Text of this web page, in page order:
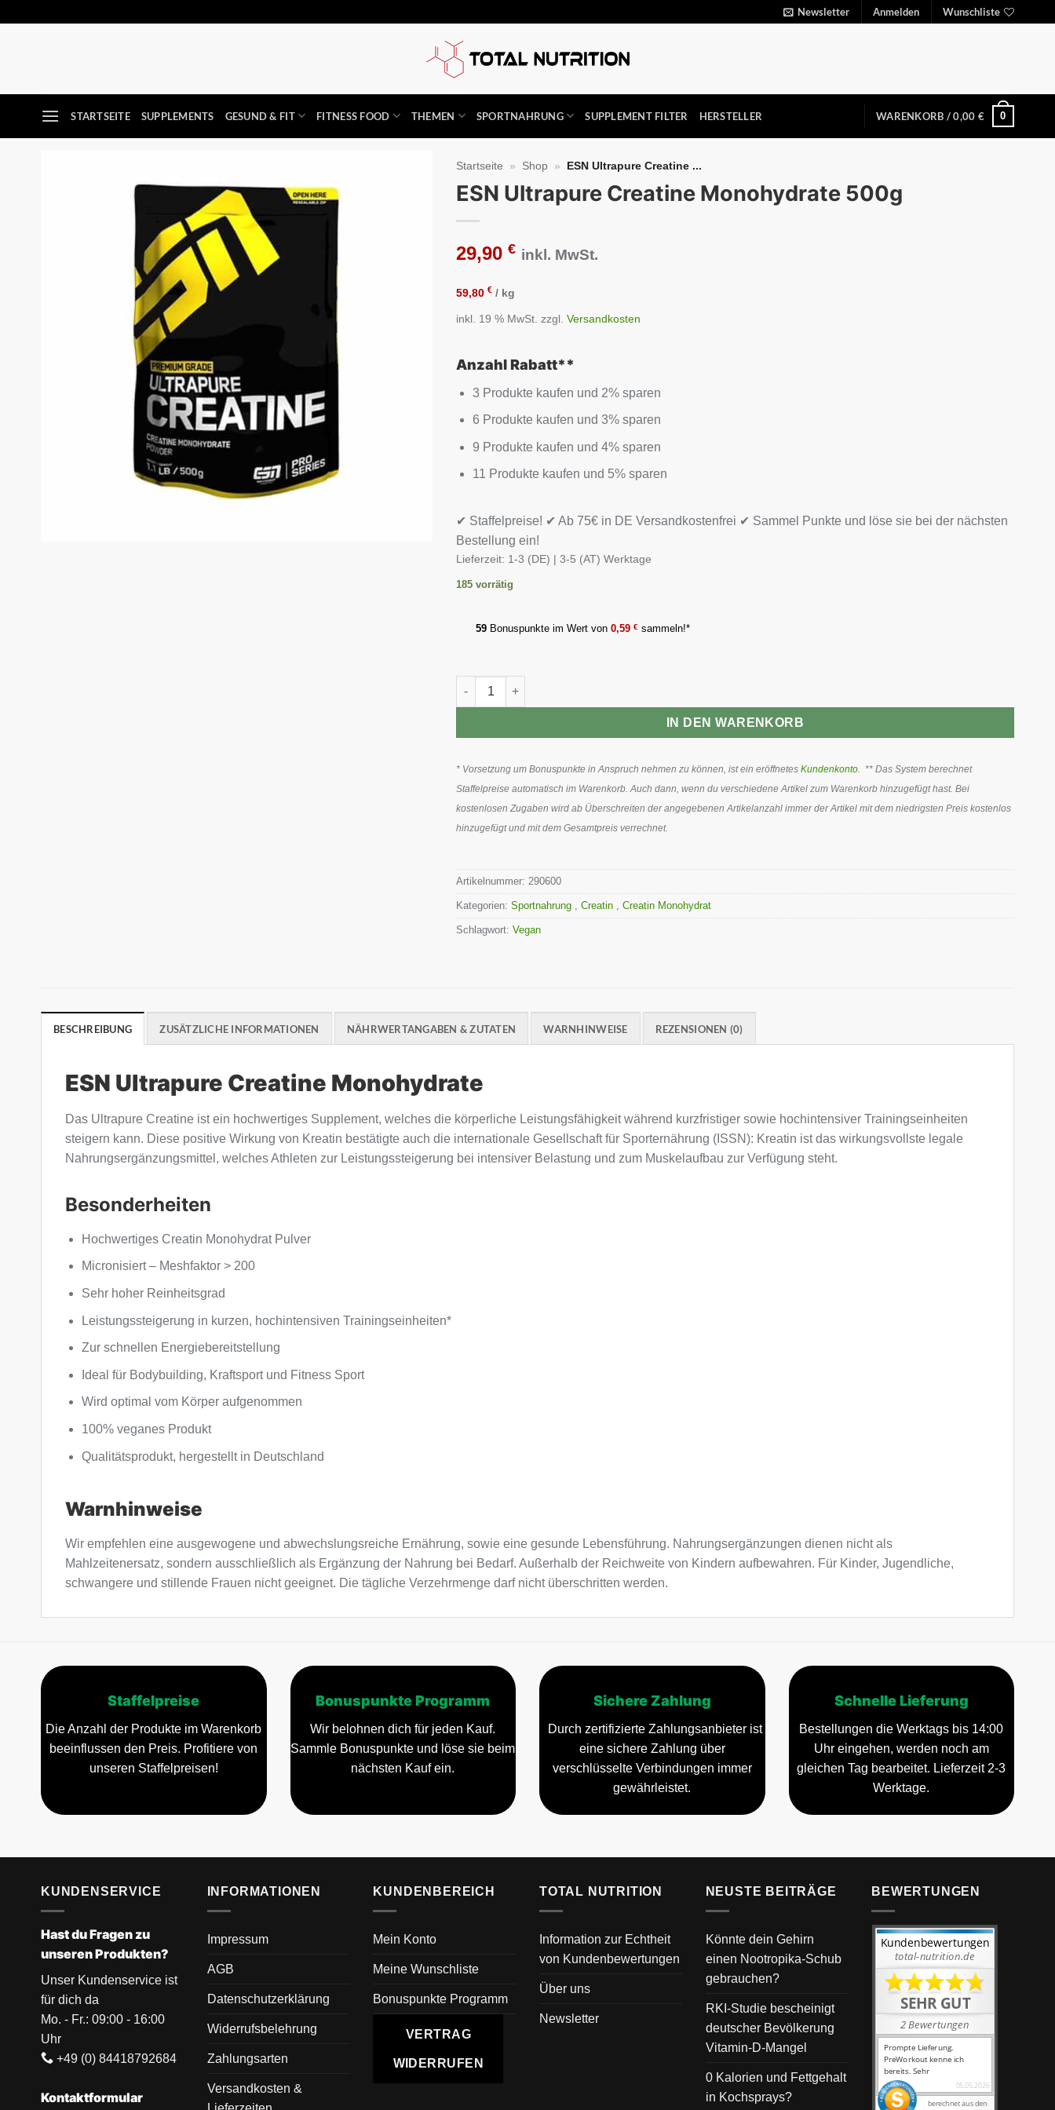
Newsletter Anmelden Wunschliste
STARTSEITE SUPPLEMENTS GESUND & FIT FITNESS FOOD THEMEN SPORTNAHRUNG SUPPLEMENT FILTER HERSTELLER WARENKORB /0,00 € 0
Startseite » Shop » ESN Ultrapure Creatine ...
ESN Ultrapure Creatine Monohydrate 500g
29,90€ inkl. MwSt.
59,80€ / kg
inkl. 19 % MwSt. zzgl.Versandkosten
Anzahl Rabatt**
3 Produkte kaufen und 2% sparen
6 Produkte kaufen und 3% sparen
9 Produkte kaufen und 4% sparen
11 Produkte kaufen und 5% sparen
✔ Staffelpreise! ✔ Ab 75€ in DE Versandkostenfrei ✔ Sammel Punkte und löse sie bei der nächsten
Bestellung ein!
Lieferzeit: 1-3 (DE) | 3-5 (AT) Werktage
185 vorrätig
59 Bonuspunkte im Wert von0,59€ sammeln!*
ESN Ultrapure Creatine Monohydrate 500g Menge
IN DEN WARENKORB
* Vorsetzung um Bonuspunkte in Anspruch nehmen zu können, ist ein eröffnetesKundenkonto. ** Das System berechnet
Staffelpreise automatisch im Warenkorb. Auch dann, wenn du verschiedene Artikel zum Warenkorb hinzugefügt hast. Bei
kostenlosen Zugaben wird ab Überschreiten der angegebenen Artikelanzahl immer der Artikel mit dem niedrigsten Preis kostenlos
hinzugefügt und mit dem Gesamtpreis verrechnet.
Artikelnummer:290600
Kategorien:Sportnahrung ,Creatin ,Creatin Monohydrat
Schlagwort:Vegan
BESCHREIBUNG ZUSÄTZLICHE INFORMATIONEN NÄHRWERTANGABEN & ZUTATEN WARNHINWEISE REZENSIONEN (0)
ESN Ultrapure Creatine Monohydrate
Das Ultrapure Creatine ist ein hochwertiges Supplement, welches die körperliche Leistungsfähigkeit während kurzfristiger sowie hochintensiver Trainingseinheiten
steigern kann. Diese positive Wirkung von Kreatin bestätigte auch die internationale Gesellschaft für Sporternährung (ISSN): Kreatin ist das wirkungsvollste legale
Nahrungsergänzungsmittel, welches Athleten zur Leistungssteigerung bei intensiver Belastung und zum Muskelaufbau zur Verfügung steht.
Besonderheiten
Hochwertiges Creatin Monohydrat Pulver
Micronisiert – Meshfaktor > 200
Sehr hoher Reinheitsgrad
Leistungssteigerung in kurzen, hochintensiven Trainingseinheiten*
Zur schnellen Energiebereitstellung
Ideal für Bodybuilding, Kraftsport und Fitness Sport
Wird optimal vom Körper aufgenommen
100% veganes Produkt
Qualitätsprodukt, hergestellt in Deutschland
Warnhinweise
Wir empfehlen eine ausgewogene und abwechslungsreiche Ernährung, sowie eine gesunde Lebensführung. Nahrungsergänzungen dienen nicht als
Mahlzeitenersatz, sondern ausschließlich als Ergänzung der Nahrung bei Bedarf. Außerhalb der Reichweite von Kindern aufbewahren. Für Kinder, Jugendliche,
schwangere und stillende Frauen nicht geeignet. Die tägliche Verzehrmenge darf nicht überschritten werden.
Staffelpreise
Die Anzahl der Produkte im Warenkorb
beeinflussen den Preis. Profitiere von
unseren Staffelpreisen!
Bonuspunkte Programm
Wir belohnen dich für jeden Kauf.
Sammle Bonuspunkte und löse sie beim
nächsten Kauf ein.
Sichere Zahlung
Durch zertifizierte Zahlungsanbieter ist
eine sichere Zahlung über
verschlüsselte Verbindungen immer
gewährleistet.
Schnelle Lieferung
Bestellungen die Werktags bis 14:00
Uhr eingehen, werden noch am
gleichen Tag bearbeitet. Lieferzeit 2-3
Werktage.
KUNDENSERVICE
Hast du Fragen zu
unseren Produkten?
Unser Kundenservice ist
für dich da
Mo. - Fr.: 09:00 - 16:00
Uhr
+49 (0) 84418792684
Kontaktformular
INFORMATIONEN
Impressum
AGB
Datenschutzerklärung
Widerrufsbelehrung
Zahlungsarten
Versandkosten &
KUNDENBEREICH
Mein Konto
Meine Wunschliste
Bonuspunkte Programm
VERTRAG
WIDERRUFEN
TOTAL NUTRITION
Information zur Echtheit
von Kundenbewertungen
Über uns
Newsletter
NEUSTE BEITRÄGE
Könnte dein Gehirn
einen Nootropika-Schub
gebrauchen?
RKI-Studie bescheinigt
deutscher Bevölkerung
Vitamin-D-Mangel
0 Kalorien und Fettgehalt
in Kochsprays?
BEWERTUNGEN